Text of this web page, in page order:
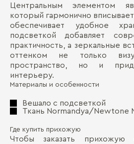
Центральным элементом
который гармонично
обеспечивает удобное
подсветкой добавляет
практичность, а зеркальные
оттенком не только
пространство, но и
интерьеру.
Материалы и особенности
Вешало с подсветкой
Ткань Normandya/Newtone
Где купить прихожую
Чтобы заказать прихожую